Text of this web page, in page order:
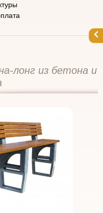
лонг из бетона и